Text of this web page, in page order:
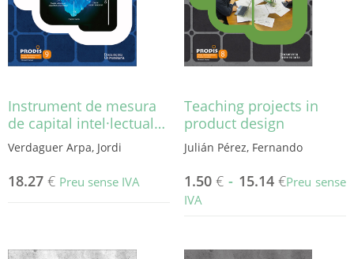
Instrument de mesura
de capital intel·lectual…
Verdaguer Arpa, Jordi
18.27 € Preu sense IVA
Teaching projects in
product design
Julián Pérez, Fernando
1.50 €- 15.14 €Preu sense
IVA